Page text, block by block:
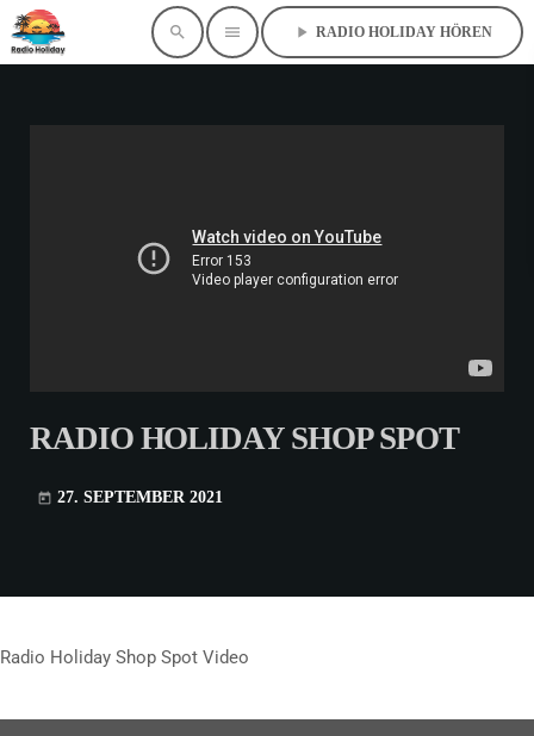
search menu play_arrow RADIO HOLIDAY HÖREN
RADIO HOLIDAY SHOP SPOT
today 27. SEPTEMBER 2021
Radio Holiday Shop Spot Video